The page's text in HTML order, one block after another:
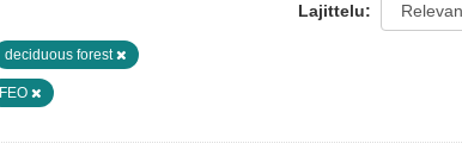
Lajittelu
deciduous forest
FEO